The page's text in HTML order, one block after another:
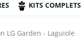
KITS COMPLETS
LG Garden - Laguiole